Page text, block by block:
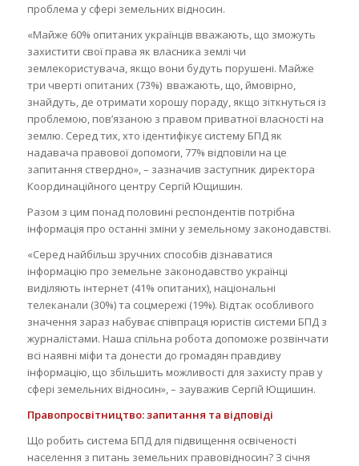
проблема у сфері земельних відносин.
«Майже 60% опитаних українців вважають, що зможуть
захистити свої права як власника землі чи
землекористувача, якщо вони будуть порушені. Майже
три чверті опитаних (73%) вважають, що, ймовірно,
знайдуть, де отримати хорошу пораду, якщо зіткнуться із
проблемою, пов’язаною з правом приватної власності на
землю. Серед тих, хто ідентифікує систему БПД як
надавача правової допомоги, 77% відповіли на це
запитання ствердно», – зазначив заступник директора
Координаційного центру Сергій Ющишин.
Разом з цим понад половині респондентів потрібна
інформація про останні зміни у земельному законодавстві.
«Серед найбільш зручних способів дізнаватися
інформацію про земельне законодавство українці
виділяють інтернет (41% опитаних), національні
телеканали (30%) та соцмережі (19%). Відтак особливого
значення зараз набуває співпраця юристів системи БПД з
журналістами. Наша спільна робота допоможе розвінчати
всі наявні міфи та донести до громадян правдиву
інформацію, що збільшить можливості для захисту прав у
сфері земельних відносин», – зауважив Сергій Ющишин.
Правопросвітництво: запитання та відповіді
Що робить система БПД для підвищення освіченості
населення з питань земельних правовідносин? З січня